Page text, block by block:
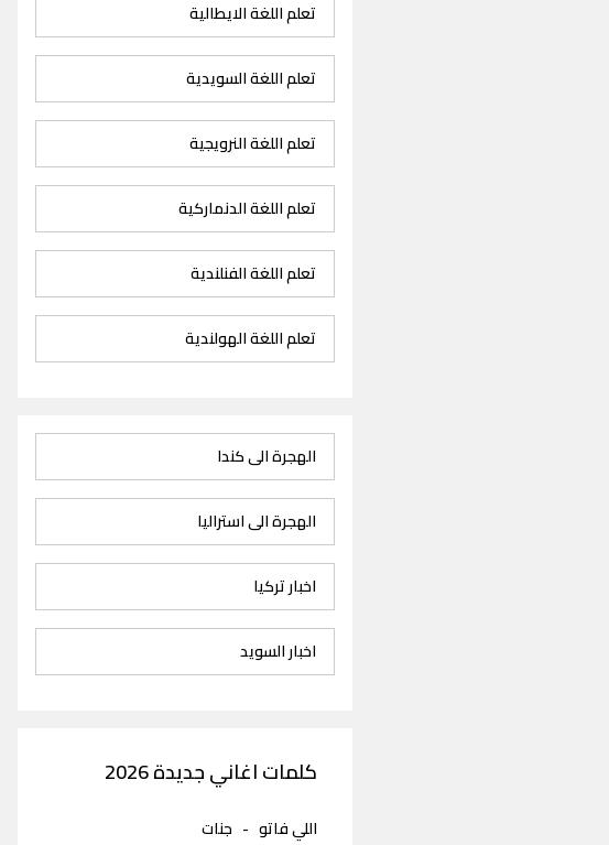
تعلم اللغة الايطالية
تعلم اللغة السويدية
تعلم اللغة النرويجية
تعلم اللغة الدنماركية
تعلم اللغة الفنلندية
تعلم اللغة الهولندية
الهجرة الى كندا
الهجرة الى استراليا
اخبار تركيا
اخبار السويد
كلمات اغاني جديدة 2026
اللي فاتو- جنات